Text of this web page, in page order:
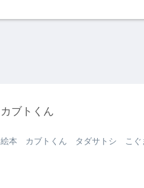
カブトくん
絵本 カブトくん タダサトシ こ